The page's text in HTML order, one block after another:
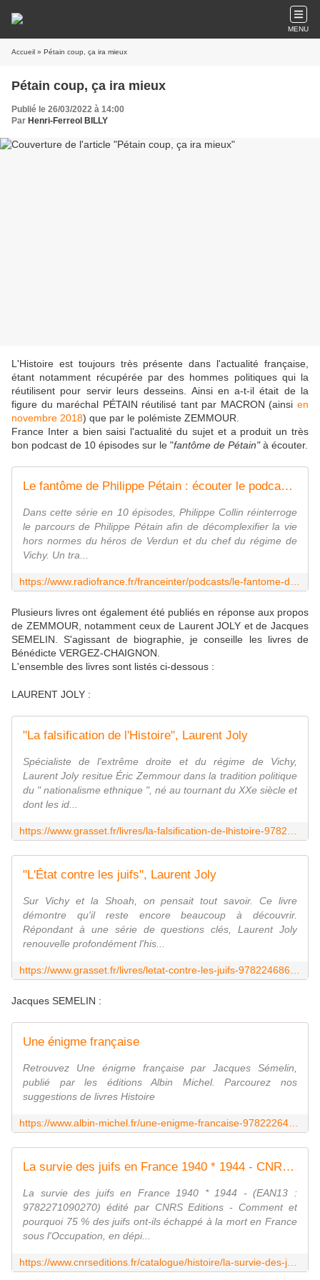
MENU
Accueil » Pétain coup, ça ira mieux
Pétain coup, ça ira mieux
Publié le 26/03/2022 à 14:00
Par Henri-Ferreol BILLY
L'Histoire est toujours très présente dans l'actualité française,
étant notamment récupérée par des hommes politiques qui la
réutilisent pour servir leurs desseins. Ainsi en a-t-il était de la
figure du maréchal PÉTAIN réutilisé tant par MACRON (ainsi en
novembre 2018) que par le polémiste ZEMMOUR.
France Inter a bien saisi l'actualité du sujet et a produit un très
bon podcast de 10 épisodes sur le "fantôme de Pétain"à écouter.
Le fantôme de Philippe Pétain : écouter le podcast et replay de France Inter
Dans cette série en 10 épisodes, Philippe Collin réinterroge
le parcours de Philippe Pétain afin de décomplexifier la vie
hors normes du héros de Verdun et du chef du régime de
Vichy. Un tra...
Plusieurs livres ont également été publiés en réponse aux propos
de ZEMMOUR, notamment ceux de Laurent JOLY et de Jacques
SEMELIN. S'agissant de biographie, je conseille les livres de
Bénédicte VERGEZ-CHAIGNON.
L'ensemble des livres sont listés ci-dessous :
LAURENT JOLY :
"La falsification de l'Histoire", Laurent Joly
Spécialiste de l'extrême droite et du régime de Vichy,
Laurent Joly resitue Éric Zemmour dans la tradition politique
du " nationalisme ethnique ", né au tournant du XXe siècle et
dont les id...
"L'État contre les juifs", Laurent Joly
Sur Vichy et la Shoah, on pensait tout savoir. Ce livre
démontre qu'il reste encore beaucoup à découvrir.
Répondant à une série de questions clés, Laurent Joly
renouvelle profondément l'his...
Jacques SEMELIN :
Une énigme française
Retrouvez Une énigme française par Jacques Sémelin,
publié par les éditions Albin Michel. Parcourez nos
suggestions de livres Histoire
La survie des juifs en France 1940 * 1944 - CNRS Editions
La survie des juifs en France 1940 * 1944 - (EAN13 :
9782271090270) édité par CNRS Editions - Comment et
pourquoi 75 % des juifs ont-ils échappé à la mort en France
sous l'Occupation, en dépi...